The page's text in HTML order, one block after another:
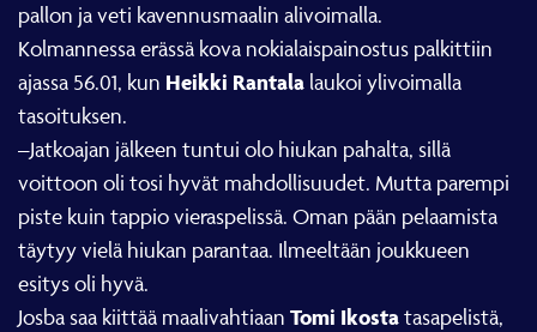
pallon ja veti kavennusmaalin alivoimalla.
Kolmannessa erässä kova nokialaispainostus palkittiin
ajassa 56.01, kun Heikki Rantala laukoi ylivoimalla
tasoituksen.
–Jatkoajan jälkeen tuntui olo hiukan pahalta, sillä
voittoon oli tosi hyvät mahdollisuudet. Mutta parempi
piste kuin tappio vieraspelissä. Oman pään pelaamista
täytyy vielä hiukan parantaa. Ilmeeltään joukkueen
esitys oli hyvä.
Josba saa kiittää maalivahtiaan Tomi Ikostatasapelistä,